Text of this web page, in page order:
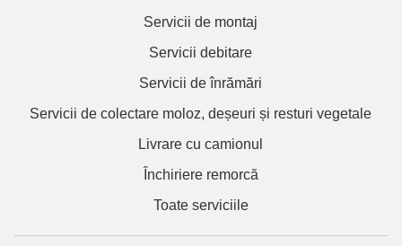
Servicii de montaj
Servicii debitare
Servicii de înrămări
Servicii de colectare moloz, deșeuri și resturi vegetale
Livrare cu camionul
Închiriere remorcă
Toate serviciile